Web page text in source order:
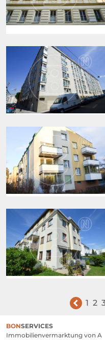
1 2
SERVICES
Immobilien­vermarktung von A